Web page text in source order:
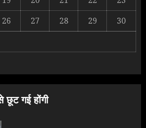
Yogi Government ने विज्ञापनों पर
26 27 28 29
30
गई होंगी